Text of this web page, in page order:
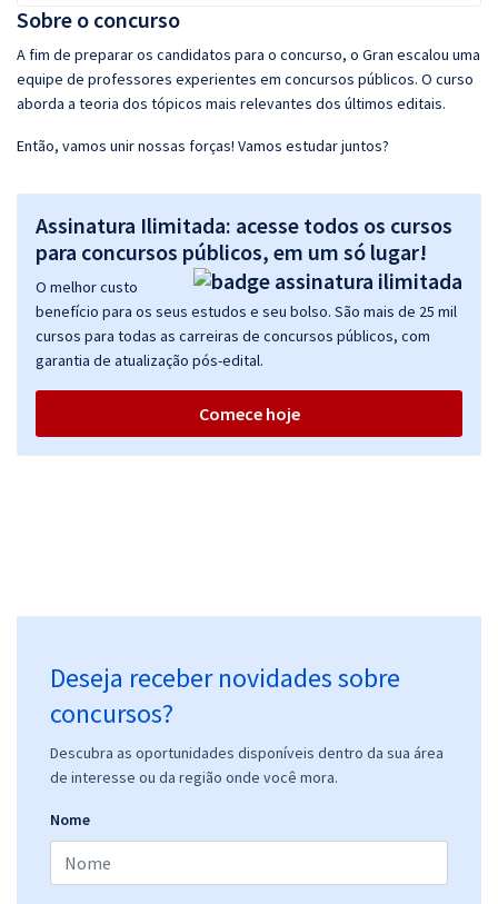
Sobre o concurso
A fim de preparar os candidatos para o concurso, o Gran escalou uma
equipe de professores experientes em concursos públicos. O curso
aborda a teoria dos tópicos mais relevantes dos últimos editais.
Então, vamos unir nossas forças! Vamos estudar juntos?
Assinatura Ilimitada: acesse todos os cursos
para concursos públicos, em um só lugar!
O melhor custo
benefício para os seus estudos e seu bolso. São mais de 25 mil
cursos para todas as carreiras de concursos públicos, com
garantia de atualização pós-edital.
Comece hoje
Deseja receber novidades sobre
concursos?
Descubra as oportunidades disponíveis dentro da sua área
de interesse ou da região onde você mora.
Nome